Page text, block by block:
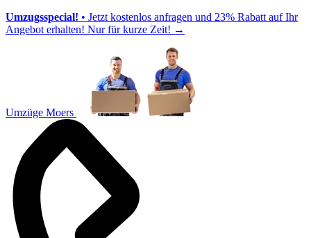
Umzugsspecial! • Jetzt kostenlos anfragen und 23% Rabatt auf Ihr
Angebot erhalten! Nur für kurze Zeit! →
Umzüge Moers